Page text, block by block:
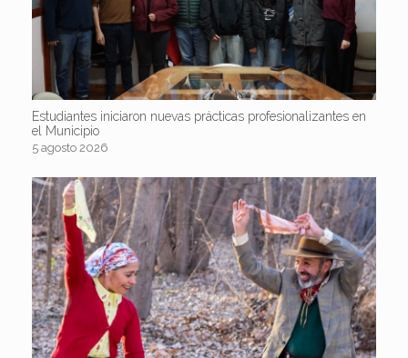
Estudiantes iniciaron nuevas prácticas profesionalizantes en
el Municipio
5 agosto 2026